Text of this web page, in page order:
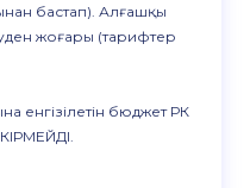
бастап). Алғашқы
жоғары (тарифтер
енгізілетін бюджет РК